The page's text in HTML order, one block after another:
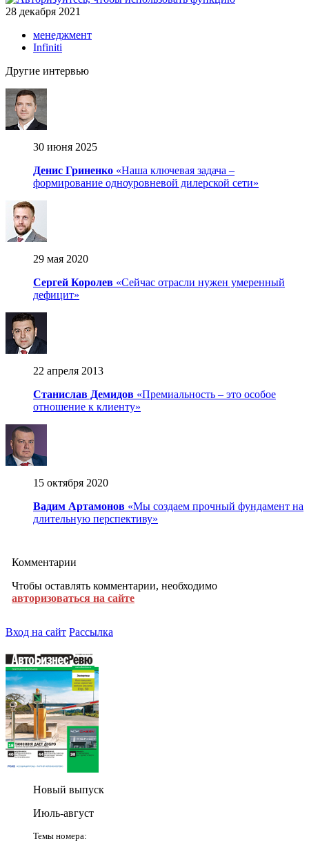
28 декабря 2021
менеджмент
Infiniti
Другие интервью
30 июня 2025
Денис Гриненко «Наша ключевая задача –
формирование одноуровневой дилерской сети»
29 мая 2020
Сергей Королев «Сейчас отрасли нужен умеренный
дефицит»
22 апреля 2013
Станислав Демидов «Премиальность – это особое
отношение к клиенту»
15 октября 2020
Вадим Артамонов «Мы создаем прочный фундамент на
длительную перспективу»
Комментарии
Чтобы оставлять комментарии, необходимо
авторизоваться на сайте
Вход на сайт Рассылка
Новый выпуск
Июль-август
Темы номера: